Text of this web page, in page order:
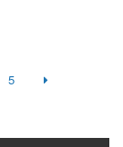
5